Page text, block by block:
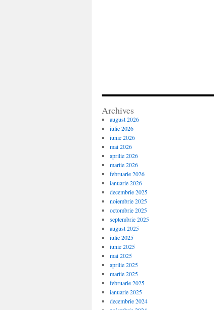
Archives
august 2026
iulie 2026
iunie 2026
mai 2026
aprilie 2026
martie 2026
februarie 2026
ianuarie 2026
decembrie 2025
noiembrie 2025
octombrie 2025
septembrie 2025
august 2025
iulie 2025
iunie 2025
mai 2025
aprilie 2025
martie 2025
februarie 2025
ianuarie 2025
decembrie 2024